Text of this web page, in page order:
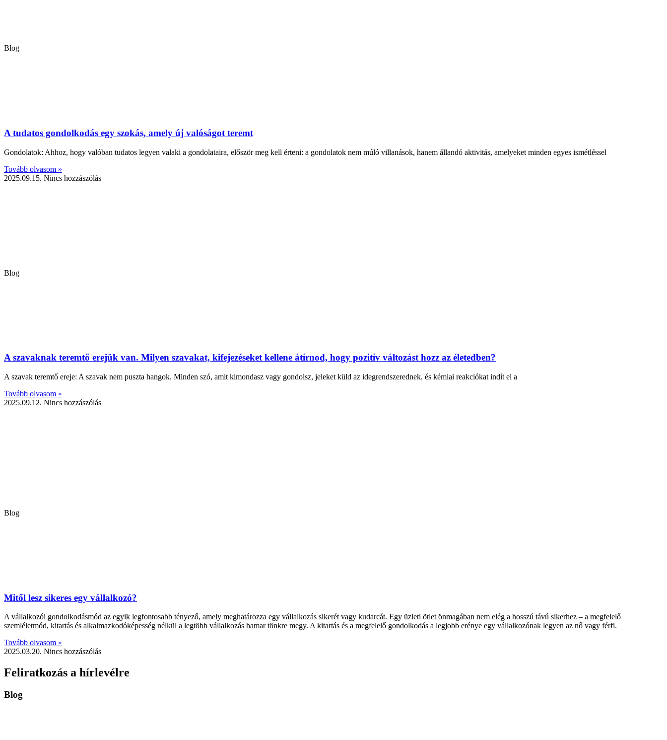
Blog
A tudatos gondolkodás egy szokás, amely új valóságot teremt
Gondolatok: Ahhoz, hogy valóban tudatos legyen valaki a gondolataira, először meg kell érteni: a gondolatok nem múló villanások, hanem állandó aktivitás, amelyeket minden egyes ismétléssel
Tovább olvasom »
2025.09.15. Nincs hozzászólás
Blog
A szavaknak teremtő erejük van. Milyen szavakat, kifejezéseket kellene átírnod, hogy pozitív változást hozz az életedben?
A szavak teremtő ereje: A szavak nem puszta hangok. Minden szó, amit kimondasz vagy gondolsz, jeleket küld az idegrendszerednek, és kémiai reakciókat indít el a
Tovább olvasom »
2025.09.12. Nincs hozzászólás
Blog
Mitől lesz sikeres egy vállalkozó?
A vállalkozói gondolkodásmód az egyik legfontosabb tényező, amely meghatározza egy vállalkozás sikerét vagy kudarcát. Egy üzleti ötlet önmagában nem elég a hosszú távú sikerhez – a megfelelő
szemléletmód, kitartás és alkalmazkodóképesség nélkül a legtöbb vállalkozás hamar tönkre megy. A kitartás és a megfelelő gondolkodás a legjobb erénye egy vállalkozónak legyen az nő vagy férfi.
Tovább olvasom »
2025.03.20. Nincs hozzászólás
Feliratkozás a hírlevélre
Blog